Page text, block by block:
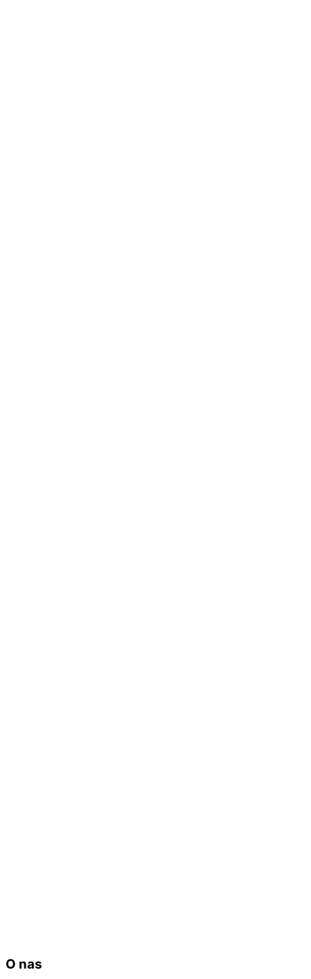
O nas